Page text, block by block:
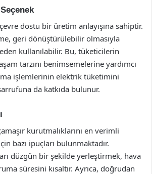
dostu bir üretim anlayışına sahiptir.
geri dönüştürülebilir olmasıyla
kullanılabilir. Bu, tüketicilerin
tarzını benimsemelerine yardımcı
işlemlerinin elektrik tüketimini
da katkıda bulunur.
kurutmalıklarını en verimli
bazı ipuçları bulunmaktadır.
düzgün bir şekilde yerleştirmek, hava
süresini kısaltır. Ayrıca, doğrudan